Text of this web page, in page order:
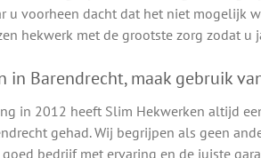
u voorheen dacht dat het niet mogelijk
hekwerk met de grootste zorg zodat
in Barendrecht, maak gebruik
in 2012 heeft Slim Hekwerken altijd
gehad. Wij begrijpen als geen
bedrijf met ervaring en de juiste